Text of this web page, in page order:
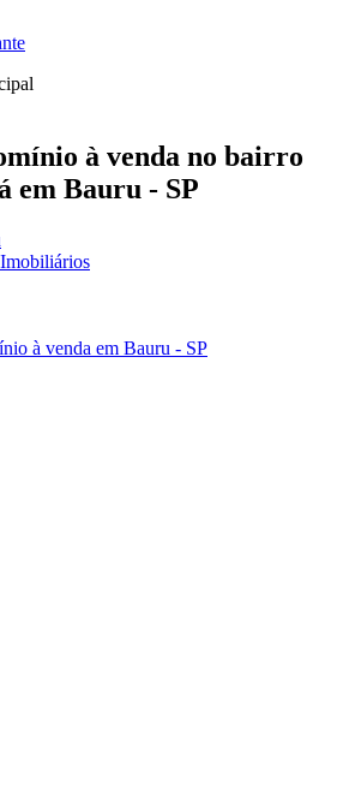
à venda no bairro
em Bauru - SP
à venda em Bauru - SP